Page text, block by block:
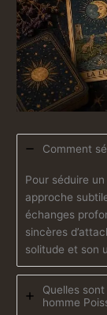
Comment
Pour séduire
approche
échanges
sincères
solitude et son
Quelles
homme